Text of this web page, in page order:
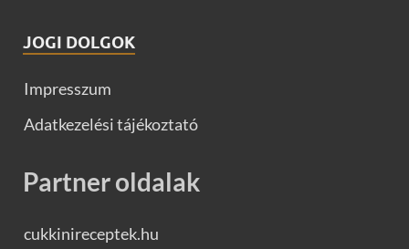
JOGI DOLGOK
Impresszum
Adatkezelési tájékoztató
Partner oldalak
cukkinireceptek.hu